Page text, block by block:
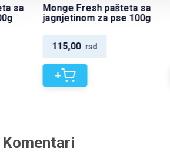
sa
Monge Fresh pašteta sa
jagnjetinom za pse 100g
115,00 rsd
+
Komentari